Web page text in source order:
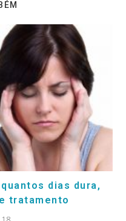
dias dura,
tratamento